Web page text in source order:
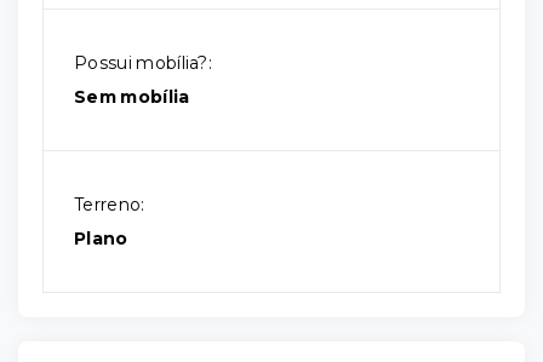
Possui mobília?:
Sem mobília
Terreno:
Plano